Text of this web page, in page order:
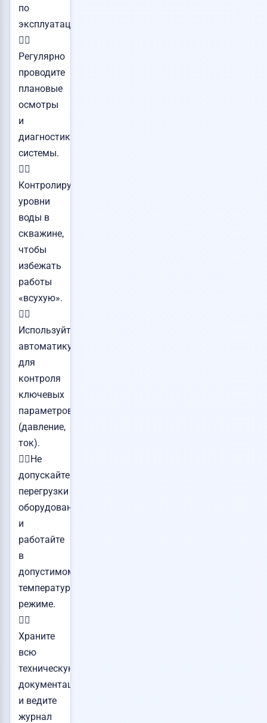
по
эксплуатации:
👉🏻
Регулярно
проводите
плановые
осмотры
и
диагностику
системы.
👉🏻
Контролируйте
уровни
воды в
скважине,
чтобы
избежать
работы
«всухую».
👉🏻
Используйте
автоматику
для
контроля
ключевых
параметров
(давление,
ток).
👉🏻Не
допускайте
перегрузки
оборудования
и
работайте
в
допустимом
температурном
режиме.
👉🏻
Храните
всю
техническую
документацию
и ведите
журнал